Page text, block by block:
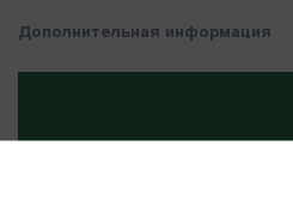
Дополнительная информация